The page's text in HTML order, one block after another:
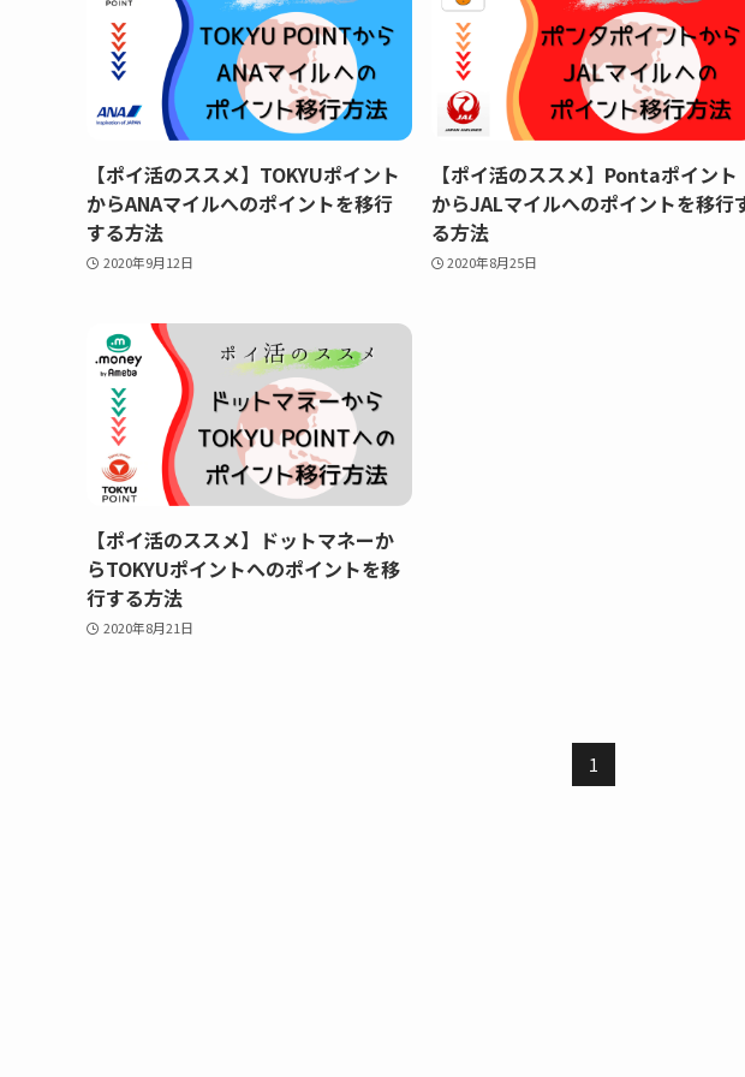
【ポイ活のススメ】TOKYUポイント
からANAマイルへのポイントを移行
する方法
2020年9月12日
【ポイ活のススメ】Pontaポイント
からJALマイルへのポイントを移行
る方法
2020年8月25日
【ポイ活のススメ】ドットマネーか
らTOKYUポイントへのポイントを移
行する方法
2020年8月21日
1